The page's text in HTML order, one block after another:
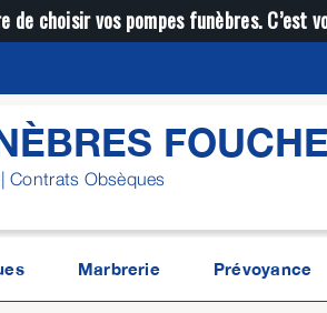
de choisir vos pompes funèbres.
Contrats Obsèques
Marbrerie Prévoyance